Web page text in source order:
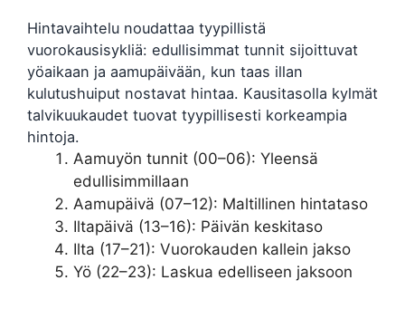
Hintavaihtelu noudattaa tyypillistä
vuorokausisykliä: edullisimmat tunnit sijoittuvat
yöaikaan ja aamupäivään, kun taas illan
kulutushuiput nostavat hintaa. Kausitasolla kylmät
talvikuukaudet tuovat tyypillisesti korkeampia
hintoja.
Aamuyön tunnit (00–06): Yleensä
edullisimmillaan
Aamupäivä (07–12): Maltillinen hintataso
Iltapäivä (13–16): Päivän keskitaso
Ilta (17–21): Vuorokauden kallein jakso
Yö (22–23): Laskua edelliseen jaksoon